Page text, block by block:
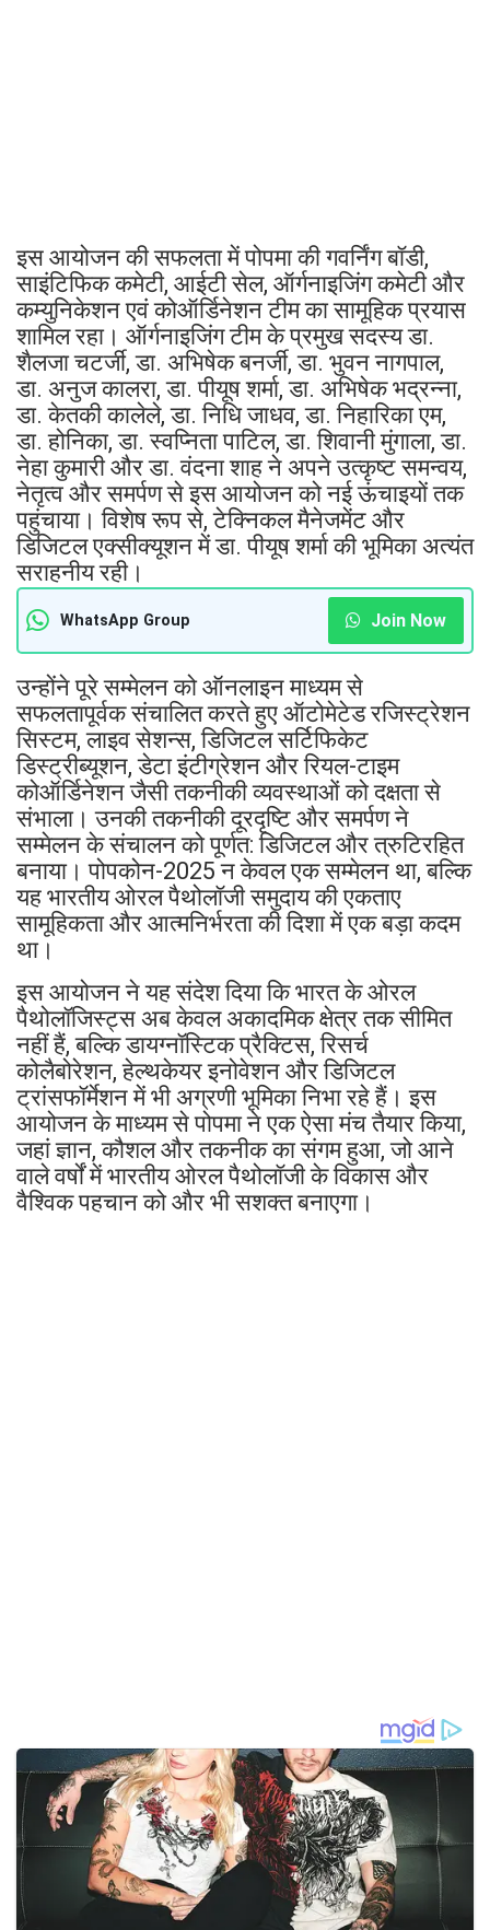
इस आयोजन की सफलता में पोपमा की गवर्निंग बॉडी,
साइंटिफिक कमेटी, आईटी सेल, ऑर्गनाइजिंग कमेटी और
कम्युनिकेशन एवं कोऑर्डिनेशन टीम का सामूहिक प्रयास
शामिल रहा। ऑर्गनाइजिंग टीम के प्रमुख सदस्य डा.
शैलजा चटर्जी, डा. अभिषेक बनर्जी, डा. भुवन नागपाल,
डा. अनुज कालरा, डा. पीयूष शर्मा, डा. अभिषेक भद्रन्ना,
डा. केतकी कालेले, डा. निधि जाधव, डा. निहारिका एम,
डा. होनिका, डा. स्वप्निता पाटिल, डा. शिवानी मुंगाला, डा.
नेहा कुमारी और डा. वंदना शाह ने अपने उत्कृष्ट समन्वय,
नेतृत्व और समर्पण से इस आयोजन को नई ऊंचाइयों तक
पहुंचाया। विशेष रूप से, टेक्निकल मैनेजमेंट और
डिजिटल एक्सीक्यूशन में डा. पीयूष शर्मा की भूमिका अत्यंत
सराहनीय रही।
WhatsApp Group Join Now
उन्होंने पूरे सम्मेलन को ऑनलाइन माध्यम से
सफलतापूर्वक संचालित करते हुए ऑटोमेटेड रजिस्ट्रेशन
सिस्टम, लाइव सेशन्स, डिजिटल सर्टिफिकेट
डिस्ट्रीब्यूशन, डेटा इंटीग्रेशन और रियल-टाइम
कोऑर्डिनेशन जैसी तकनीकी व्यवस्थाओं को दक्षता से
संभाला। उनकी तकनीकी दूरदृष्टि और समर्पण ने
सम्मेलन के संचालन को पूर्णत: डिजिटल और त्रुटिरहित
बनाया। पोपकोन-2025 न केवल एक सम्मेलन था, बल्कि
यह भारतीय ओरल पैथोलॉजी समुदाय की एकताए
सामूहिकता और आत्मनिर्भरता की दिशा में एक बड़ा कदम
था।
इस आयोजन ने यह संदेश दिया कि भारत के ओरल
पैथोलॉजिस्ट्स अब केवल अकादमिक क्षेत्र तक सीमित
नहीं हैं, बल्कि डायग्नॉस्टिक प्रैक्टिस, रिसर्च
कोलैबोरेशन, हेल्थकेयर इनोवेशन और डिजिटल
ट्रांसफॉर्मेशन में भी अग्रणी भूमिका निभा रहे हैं। इस
आयोजन के माध्यम से पोपमा ने एक ऐसा मंच तैयार किया,
जहां ज्ञान, कौशल और तकनीक का संगम हुआ, जो आने
वाले वर्षों में भारतीय ओरल पैथोलॉजी के विकास और
वैश्विक पहचान को और भी सशक्त बनाएगा।